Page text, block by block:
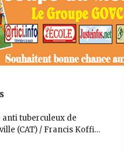
anti tuberculeux de
(CAT) / Francis Koffi…